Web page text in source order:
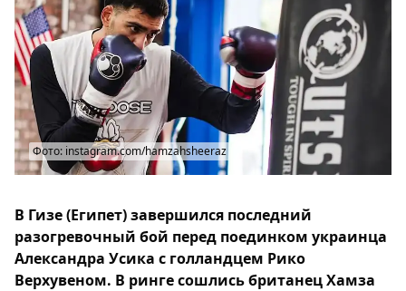
Фото: instagram.com/hamzahsheeraz
В Гизе (Египет) завершился последний
разогревочный бой перед поединком украинца
Александра Усика с голландцем Рико
Верхувеном. В ринге сошлись британец Хамза